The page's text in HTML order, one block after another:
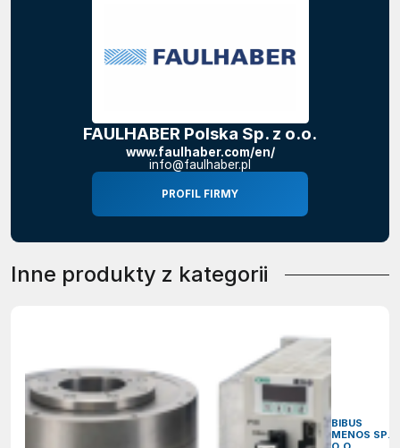
FAULHABER Polska Sp. z o.o.
www.faulhaber.com/en/
info@faulhaber.pl
PROFIL FIRMY
Inne produkty z kategorii
BIBUS
MENOS SP. Z